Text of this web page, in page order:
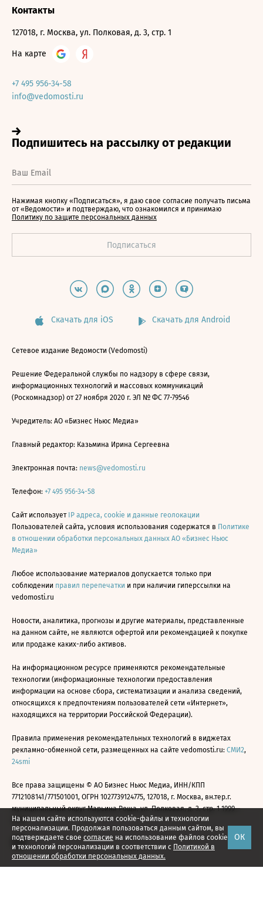
На нашем сайте используются cookie-файлы и технологии
персонализации. Продолжая пользоваться данным сайтом, вы
подтверждаете свое согласие на использование файлов cookie
и технологий персонализации в соответствии с Политикой в
отношении обработки персональных данных.
ОК
Контакты
127018, г. Москва, ул. Полковая, д. 3, стр. 1
На карте
+7 495 956-34-58
info@vedomosti.ru
Нажимая кнопку «Подписаться», я даю свое согласие получать письма
от «Ведомости» и подтверждаю, что ознакомился и принимаю
Политику по защите персональных данных
Скачать для iOS Скачать для Android
Сетевое издание Ведомости (Vedomosti)
Решение Федеральной службы по надзору в сфере связи,
информационных технологий и массовых коммуникаций
(Роскомнадзор) от 27 ноября 2020 г. ЭЛ № ФС 77-79546
Учредитель: АО «Бизнес Ньюс Медиа»
Главный редактор: Казьмина Ирина Сергеевна
Электронная почта: news@vedomosti.ru
Телефон: +7 495 956-34-58
Сайт использует IP адреса, cookie и данные геолокации
Пользователей сайта, условия использования содержатся в Политике
в отношении обработки персональных данных АО «Бизнес Ньюс
Медиа»
Любое использование материалов допускается только при
соблюдении правил перепечатки и при наличии гиперссылки на
vedomosti.ru
Новости, аналитика, прогнозы и другие материалы, представленные
на данном сайте, не являются офертой или рекомендацией к покупке
или продаже каких-либо активов.
На информационном ресурсе применяются рекомендательные
технологии (информационные технологии предоставления
информации на основе сбора, систематизации и анализа сведений,
относящихся к предпочтениям пользователей сети «Интернет»,
находящихся на территории Российской Федерации).
Правила применения рекомендательных технологий в виджетах
рекламно-обменной сети, размещенных на сайте vedomosti.ru: СМИ2,
24smi
Все права защищены © АО Бизнес Ньюс Медиа, ИНН/КПП
7712108141/771501001, ОГРН 1027739124775, 127018, г. Москва, вн.тер.г.
муниципальный округ Марьина Роща, ул. Полковая, д. 3, стр. 1 1999—
2026